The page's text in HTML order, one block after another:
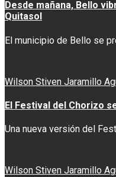
Desde mañana, Bello
Quitasol
El municipio de Bello se
Wilson Stiven Jaramillo
El Festival del Chorizo
Una nueva versión del
Wilson Stiven Jaramillo